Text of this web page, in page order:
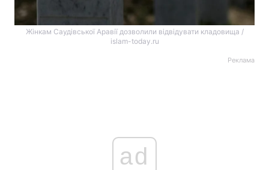
Жінкам Саудівської Аравії дозволили відвідувати кладовища /
islam-today.ru
Реклама
ad